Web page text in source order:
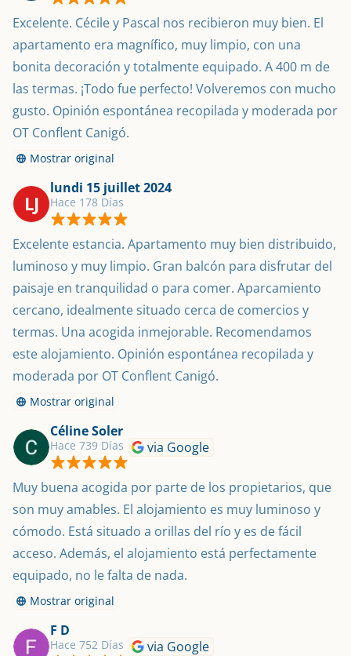
Excelente. Cécile y Pascal nos recibieron muy bien. El
apartamento era magnífico, muy limpio, con una
bonita decoración y totalmente equipado. A 400 m de
las termas. ¡Todo fue perfecto! Volveremos con mucho
gusto. Opinión espontánea recopilada y moderada por
OT Conflent Canigó.
Mostrar original
LJ
lundi 15 juillet 2024
Hace 178 Días
Excelente estancia. Apartamento muy bien distribuido,
luminoso y muy limpio. Gran balcón para disfrutar del
paisaje en tranquilidad o para comer. Aparcamiento
cercano, idealmente situado cerca de comercios y
termas. Una acogida inmejorable. Recomendamos
este alojamiento. Opinión espontánea recopilada y
moderada por OT Conflent Canigó.
Mostrar original
Céline Soler
Hace 739 Días via Google
Muy buena acogida por parte de los propietarios, que
son muy amables. El alojamiento es muy luminoso y
cómodo. Está situado a orillas del río y es de fácil
acceso. Además, el alojamiento está perfectamente
equipado, no le falta de nada.
Mostrar original
F D
Hace 752 Días via Google